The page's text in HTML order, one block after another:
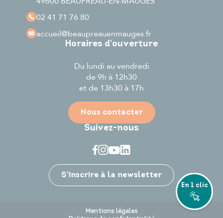
Je participe
02 41 71 76 80
accueil@beaupreauenmauges.fr
Horaires d'ouverture
Du lundi au vendredi
de 9h à 12h30
et de 13h30 à 17h
Nous contacter
Suivez-nous
S’inscrire à la newsletter
Mentions légales
En 1 clic